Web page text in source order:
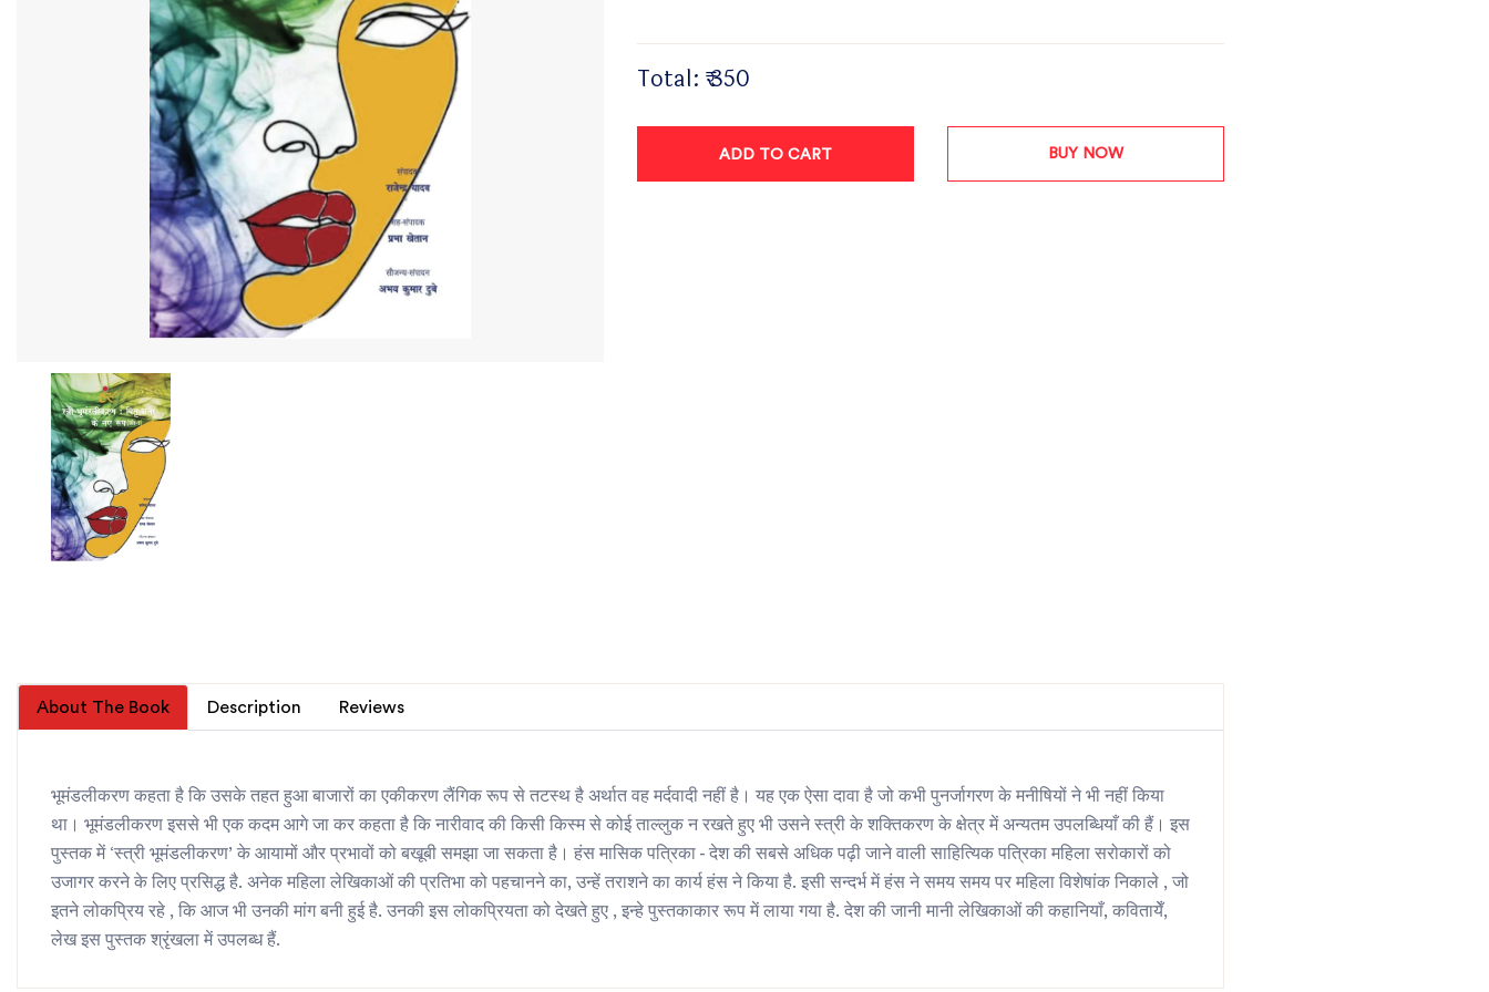
Total: ₹ 350
ADD TO CART BUY NOW
About The Book Description Reviews
भूमंडलीकरण कहता है कि उसके तहत हुआ बाजारों का एकीकरण लैंगिक रूप से तटस्थ है अर्थात वह मर्दवादी नहीं है। यह एक ऐसा दावा है जो कभी पुनर्जागरण के मनीषियों ने भी नहीं किया
था। भूमंडलीकरण इससे भी एक कदम आगे जा कर कहता है कि नारीवाद की किसी किस्म से कोई ताल्लुक न रखते हुए भी उसने स्त्री के शक्तिकरण के क्षेत्र में अन्यतम उपलब्धियाँ की हैं। इस
पुस्तक में ‘स्त्री भूमंडलीकरण’ के आयामों और प्रभावों को बखूबी समझा जा सकता है। हंस मासिक पत्रिका - देश की सबसे अधिक पढ़ी जाने वाली साहित्यिक पत्रिका महिला सरोकारों को
उजागर करने के लिए प्रसिद्ध है. अनेक महिला लेखिकाओं की प्रतिभा को पहचानने का, उन्हें तराशने का कार्य हंस ने किया है. इसी सन्दर्भ में हंस ने समय समय पर महिला विशेषांक निकाले , जो
इतने लोकप्रिय रहे , कि आज भी उनकी मांग बनी हुई है. उनकी इस लोकप्रियता को देखते हुए , इन्हे पुस्तकाकार रूप में लाया गया है. देश की जानी मानी लेखिकाओं की कहानियाँ, कवितायेँ,
लेख इस पुस्तक श्रृंखला में उपलब्ध हैं.